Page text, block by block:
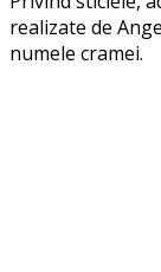
realizate de
numele cramei.